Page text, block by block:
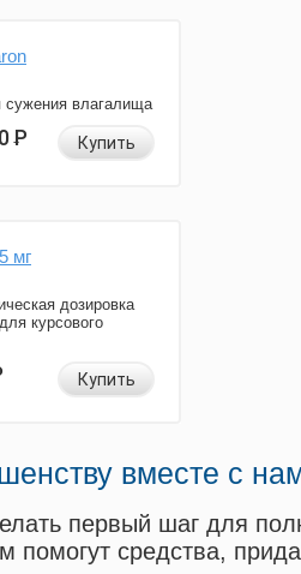
сужения влагалища
Р Купить
мг
дозировка
курсового
Купить
вместе с
первый шаг для
помогут средства,